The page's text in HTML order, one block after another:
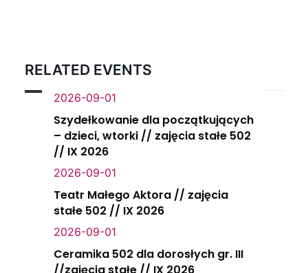
RELATED EVENTS
2026-09-01
Szydełkowanie dla początkujących
– dzieci, wtorki // zajęcia stałe 502
// IX 2026
2026-09-01
Teatr Małego Aktora // zajęcia
stałe 502 // IX 2026
2026-09-01
Ceramika 502 dla dorosłych gr. III